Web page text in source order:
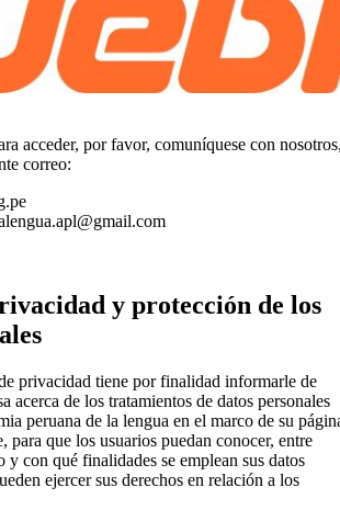
acceder, por favor, comuníquese con
correo:
y protección de los
privacidad tiene por finalidad informarle de
acerca de los tratamientos de datos personales
peruana de la lengua en el marco de su
que los usuarios puedan conocer, entre
y con qué finalidades se emplean sus datos
ejercer sus derechos en relación a los